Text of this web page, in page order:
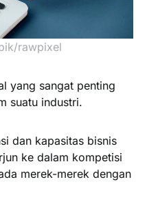
rawpixel
yang sangat penting
suatu industri.
dan kapasitas bisnis
ke dalam kompetisi
merek-merek dengan